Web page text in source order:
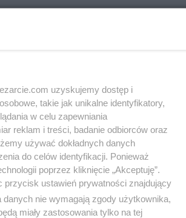
uzyskujemy dostęp i
takie jak unikalne identyfikatory,
w celu zapewniania
reklam i treści, badanie odbiorców oraz
używać dokładnych danych
do celów identyfikacji. Ponieważ
poprzez kliknięcie „Akceptuję”.
przycisk ustawień prywatności znajdujący
danych nie wymagają zgody użytkownika,
miały zastosowania tylko na tej